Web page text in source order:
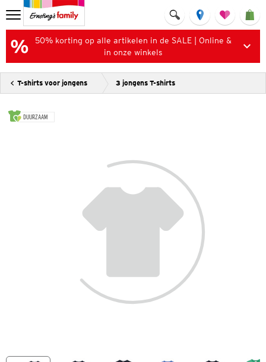
50% korting op alle artikelen in de SALE | Online &
in onze winkels
T-shirts voor jongens 3 jongens T-shirts
DUURZAAM